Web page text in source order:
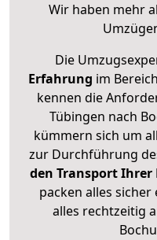
Wir haben mehr
Die
Erfahrung im
kennen die
Tübingen nach
kümmern sich um
zur Durchführung
den Transport
packen alles
alles rechtzeitig